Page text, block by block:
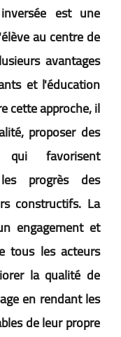
est une
au centre de
avantages
et l'éducation
cette approche, il
proposer des
favorisent
progrès des
constructifs. La
engagement et
tous les acteurs
la qualité de
en rendant les
de leur propre